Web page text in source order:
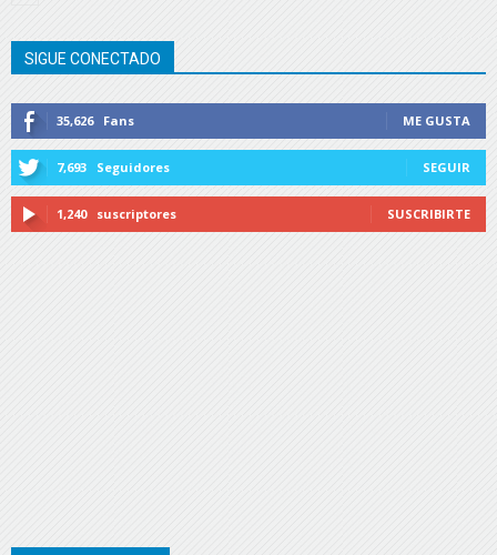
SIGUE CONECTADO
35,626 Fans ME GUSTA
7,693 Seguidores SEGUIR
1,240 suscriptores SUSCRIBIRTE